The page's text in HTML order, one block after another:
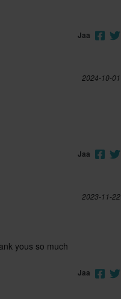
Jaa
2024-10-01
Jaa
2023-11-22
yous so much
Jaa